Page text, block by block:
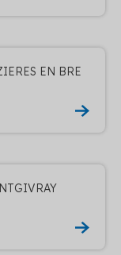
EN BRE